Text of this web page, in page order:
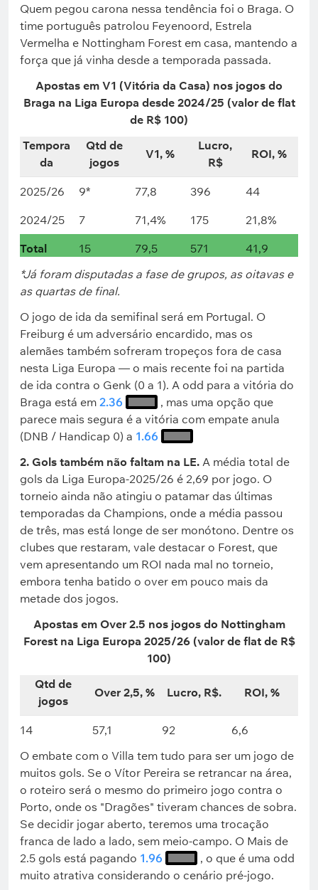
Quem pegou carona nessa tendência foi o Braga. O
time português patrolou Feyenoord, Estrela
Vermelha e Nottingham Forest em casa, mantendo a
força que já vinha desde a temporada passada.
Apostas em V1 (Vitória da Casa) nos jogos do
Braga na Liga Europa desde 2024/25 (valor de flat
de R$ 100)
Tempora
da
Qtd de
jogos
V1, %
Lucro,
R$
ROI, %
2025/26 9* 77,8 396
44
2024/25
7 71,4% 175
21,8%
Total
15 79,5 571
41,9
*Já foram disputadas a fase de grupos, as oitavas e
as quartas de final.
O jogo de ida da semifinal será em Portugal. O
Freiburg é um adversário encardido, mas os
alemães também sofreram tropeços fora de casa
nesta Liga Europa — o mais recente foi na partida
de ida contra o Genk (0 a 1). A odd para a vitória do
Braga está em 2.36
, mas uma opção que
parece mais segura é a vitória com empate anula
(DNB / Handicap 0) a 1.66
2. Gols também não faltam na LE. A média total de
gols da Liga Europa-2025/26 é 2,69 por jogo. O
torneio ainda não atingiu o patamar das últimas
temporadas da Champions, onde a média passou
de três, mas está longe de ser monótono. Dentre os
clubes que restaram, vale destacar o Forest, que
vem apresentando um ROI nada mal no torneio,
embora tenha batido o over em pouco mais da
metade dos jogos.
Apostas em Over 2.5 nos jogos do Nottingham
Forestna Liga Europa 2025/26 (valor de flat de R$
100)
Qtd de
jogos
Over 2,5, % Lucro, R$. ROI, %
14 57,1 92
6,6
O embate com o Villa tem tudo para ser um jogo de
muitos gols. Se o Vítor Pereira se retrancar na área,
o roteiro será o mesmo do primeiro jogo contra o
Porto, onde os "Dragões" tiveram chances de sobra.
Se decidir jogar aberto, teremos uma trocação
franca de lado a lado, sem meio-campo. O Mais de
2.5 gols está pagando 1.96
, o que é uma odd
muito atrativa considerando o cenário pré-jogo.